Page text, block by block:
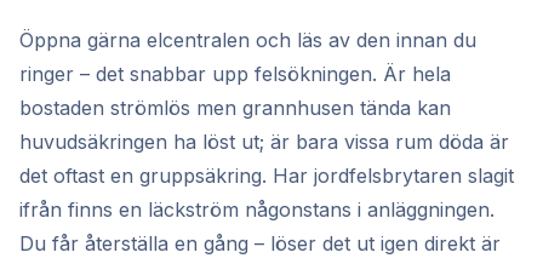
Öppna gärna elcentralen och läs av den innan du
ringer – det snabbar upp felsökningen. Är hela
bostaden strömlös men grannhusen tända kan
huvudsäkringen ha löst ut; är bara vissa rum döda är
det oftast en gruppsäkring. Har jordfelsbrytaren slagit
ifrån finns en läckström någonstans i anläggningen.
Du får återställa en gång – löser det ut igen direkt är